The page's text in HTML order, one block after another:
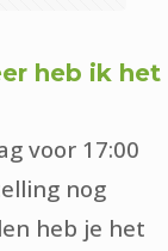
heb ik het
voor 17:00
nog
heb je het